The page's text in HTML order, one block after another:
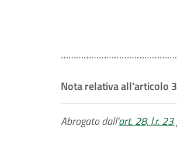
Nota relativa all'articolo 3
Abrogato dall'art. 28, l.r.